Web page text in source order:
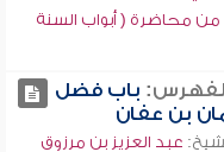
من محاضرة ( أبواب السنة
باب فضل
بن عفان
عبد العزيز بن مرزوق